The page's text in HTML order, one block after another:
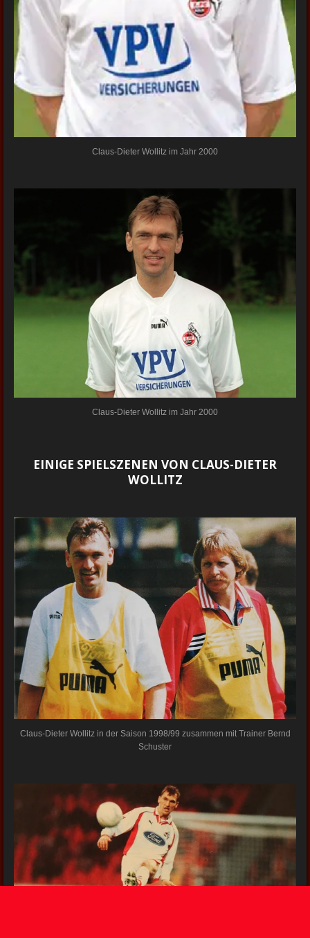
Claus-Dieter Wollitz im Jahr 2000
Claus-Dieter Wollitz im Jahr 2000
EINIGE SPIELSZENEN VON CLAUS-DIETER
WOLLITZ
Claus-Dieter Wollitz in der Saison 1998/99 zusammen mit Trainer Bernd
Schuster